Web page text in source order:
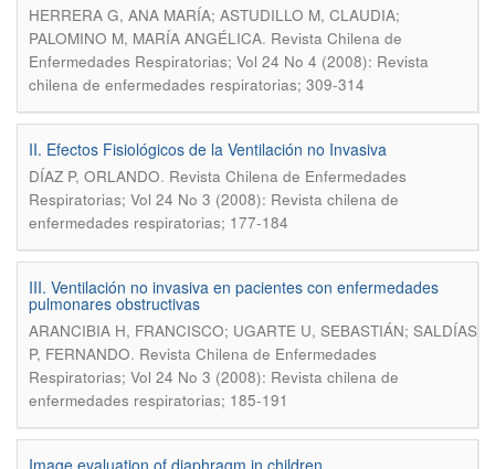
HERRERA G, ANA MARÍA; ASTUDILLO M, CLAUDIA;
PALOMINO M, MARÍA ANGÉLICA. Revista Chilena de
Enfermedades Respiratorias; Vol 24 No 4 (2008): Revista
chilena de enfermedades respiratorias; 309-314
II. Efectos Fisiológicos de la Ventilación no Invasiva
DÍAZ P, ORLANDO. Revista Chilena de Enfermedades
Respiratorias; Vol 24 No 3 (2008): Revista chilena de
enfermedades respiratorias; 177-184
III. Ventilación no invasiva en pacientes con enfermedades
pulmonares obstructivas
ARANCIBIA H, FRANCISCO; UGARTE U, SEBASTIÁN; SALDÍAS
P, FERNANDO. Revista Chilena de Enfermedades
Respiratorias; Vol 24 No 3 (2008): Revista chilena de
enfermedades respiratorias; 185-191
Image evaluation of diaphragm in children